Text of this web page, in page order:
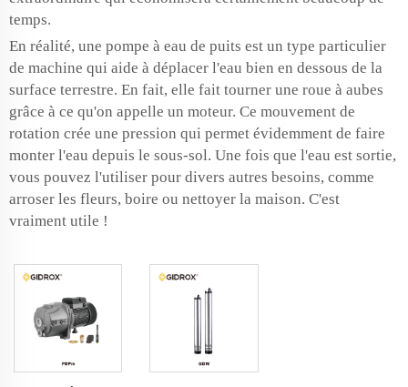
temps.
En réalité, une pompe à eau de puits est un type particulier
de machine qui aide à déplacer l'eau bien en dessous de la
surface terrestre. En fait, elle fait tourner une roue à aubes
grâce à ce qu'on appelle un moteur. Ce mouvement de
rotation crée une pression qui permet évidemment de faire
monter l'eau depuis le sous-sol. Une fois que l'eau est sortie,
vous pouvez l'utiliser pour divers autres besoins, comme
arroser les fleurs, boire ou nettoyer la maison. C'est
vraiment utile !